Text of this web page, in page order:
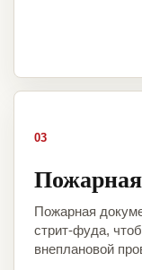
03
Пожарная
Пожарная
стрит-фуда,
внеплановой